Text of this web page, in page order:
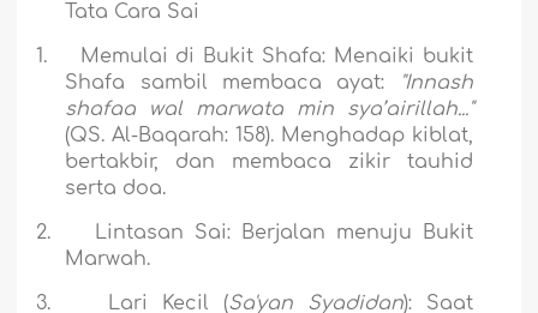
Tata Cara Sai
1. Memulai di Bukit Shafa: Menaiki bukit
Shafa sambil membaca ayat:
"Innash
shafaa wal marwata min sya’airillah..."
(QS. Al-Baqarah: 158). Menghadap kiblat,
bertakbir, dan membaca zikir tauhid
serta doa.
2. Lintasan Sai:Berjalan menuju Bukit
Marwah.
3. Lari Kecil (Sa'yan Syadidan):Saat